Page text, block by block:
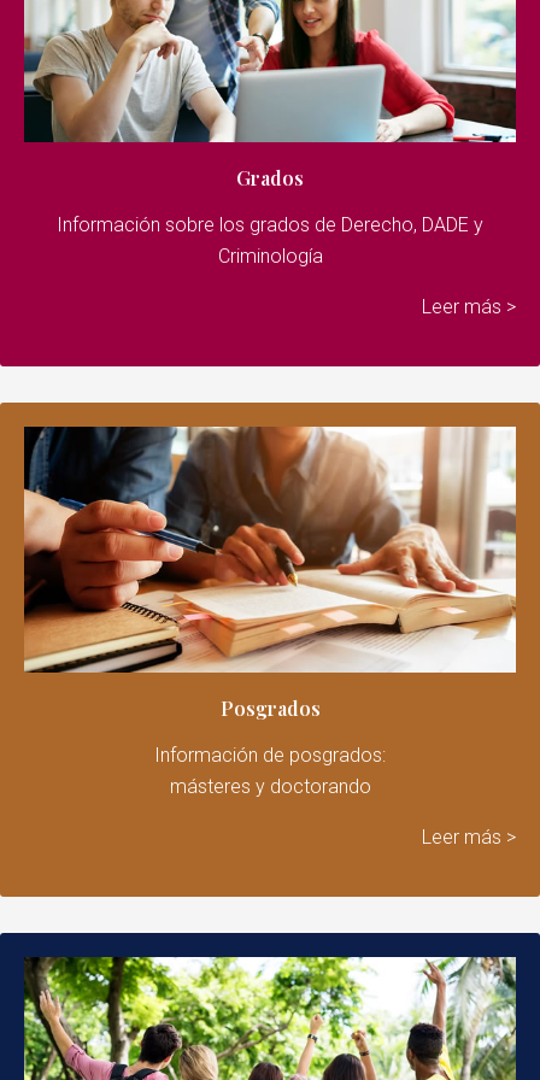
Grados
Información sobre los grados de Derecho, DADE y
Criminología
Leer más >
Posgrados
Información de posgrados:
másteres y doctorando
Leer más >